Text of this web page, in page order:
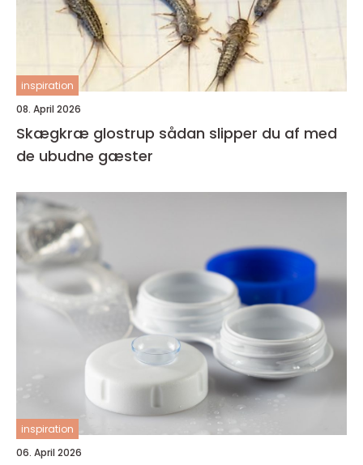
inspiration
08. April 2026
Skægkræ glostrup sådan slipper du af med
de ubudne gæster
inspiration
06. April 2026